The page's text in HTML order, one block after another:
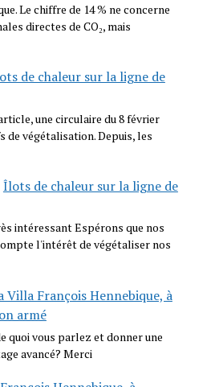
Le chiffre de 14 % ne concerne
directes de CO₂, mais
de chaleur sur la ligne de
une circulaire du 8 février
de végétalisation. Depuis, les
Îlots de chaleur sur la ligne de
intéressant Espérons que nos
l'intérêt de végétaliser nos
Villa François Hennebique, à
armé
quoi vous parlez et donner une
avancé? Merci